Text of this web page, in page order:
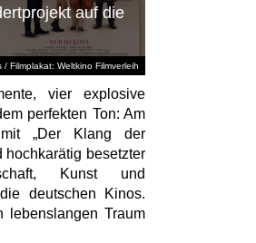
Filmplakat: Weltkino Filmverleih
auf die
vier explosive
perfekten Ton: Am
„Der Klang der
hochkarätig besetzter
Kunst und
deutschen Kinos.
lebenslangen Traum